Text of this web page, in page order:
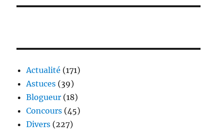
Actualité (171)
Astuces (39)
Blogueur (18)
Concours (45)
Divers (227)